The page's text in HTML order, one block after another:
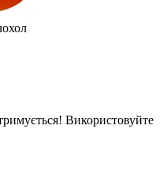
Використовуйте